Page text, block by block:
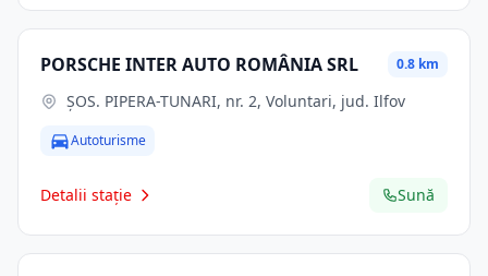
PORSCHE INTER AUTO ROMÂNIA SRL 0.8 km
ŞOS. PIPERA-TUNARI, nr. 2, Voluntari, jud. Ilfov
Autoturisme
Detalii stație Sună